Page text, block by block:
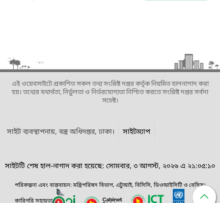
এই ওয়েবসাইটে প্রকাশিত সকল তথ্য সংশ্লিষ্ট দপ্তর কর্তৃক নিয়মিত হালনাগাদ করা
হয়। তথ্যের যথার্থতা, নির্ভুলতা ও নির্ভরযোগ্যতা নিশ্চিত করতে সংশ্লিষ্ট দপ্তর সর্বদা
সচেষ্ট।
সাইট ব্যবস্থাপনায়, বস্ত্র অধিদপ্তর, ঢাকা। সাইটম্যাপ
সাইটটি শেষ হাল-নাগাদ করা হয়েছে: সোমবার, ৩ আগস্ট, ২০২৬ এ ২১:০৫:১০
পরিকল্পনা এবং বাস্তবায়ন: মন্ত্রিপরিষদ বিভাগ, এটুআই, বিসিসি, ডিওআইসিটি ও বেসিস।
কারিগরি সহায়তা